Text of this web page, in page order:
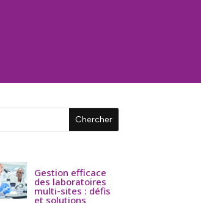
Gestion efficace
des laboratoires
multi-sites : défis
et solutions